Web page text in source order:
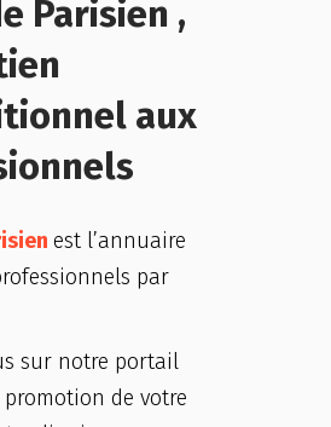
Parisien ,
aux
est l’annuaire
par
sur notre portail
de votre